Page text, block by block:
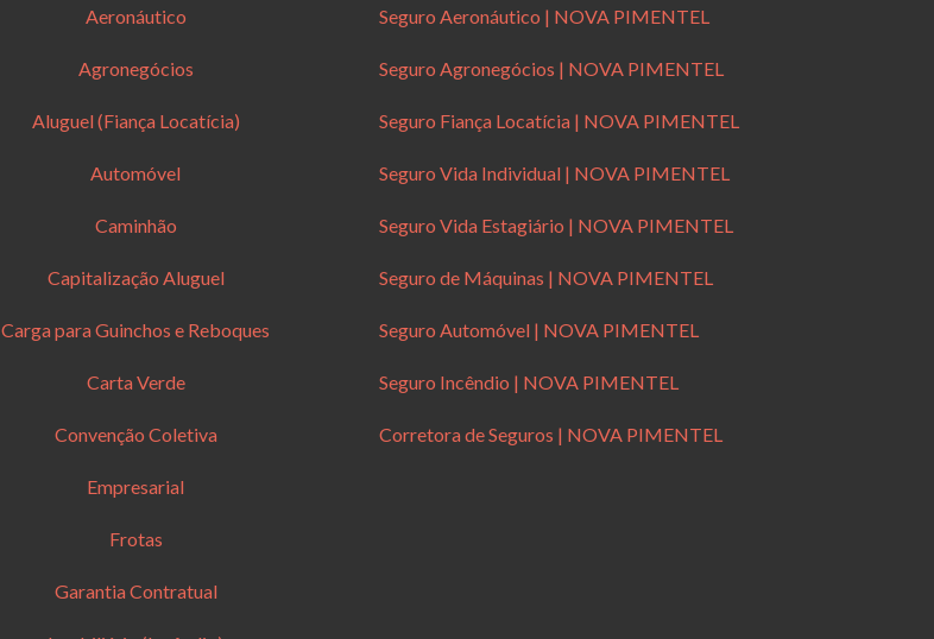
Aeronáutico
Agronegócios
Aluguel (Fiança Locatícia)
Automóvel
Caminhão
Capitalização Aluguel
Carga para Guinchos e Reboques
Carta Verde
Convenção Coletiva
Empresarial
Frotas
Garantia Contratual
Seguro Aeronáutico | NOVA PIMENTEL
Seguro Agronegócios | NOVA PIMENTEL
Seguro Fiança Locatícia | NOVA PIMENTEL
Seguro Vida Individual | NOVA PIMENTEL
Seguro Vida Estagiário | NOVA PIMENTEL
Seguro de Máquinas | NOVA PIMENTEL
Seguro Automóvel | NOVA PIMENTEL
Seguro Incêndio | NOVA PIMENTEL
Corretora de Seguros | NOVA PIMENTEL